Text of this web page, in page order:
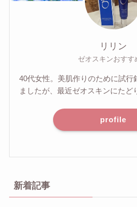
リリン
ゼオスキンおすす
40代女性。美肌作りのために試行
ましたが、最近ゼオスキンにたど
profile
新着記事